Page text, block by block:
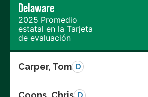
Delaware
2025 Promedio
estatal en la Tarjeta
de evaluación
Carper, Tom D
D